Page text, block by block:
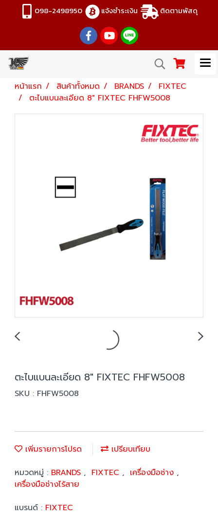
098-2498950 แจ้งชำระเงิน ติดตามพัสดุ
หน้าแรก สินค้าทั้งหมด BRANDS
FIXTEC
ตะไบแบนละเอียด 8" FIXTEC FHFW5008
ตะไบแบนละเอียด 8" FIXTEC FHFW5008
SKU : FHFW5008
เพิ่มรายการโปรด
เปรียบเทียบ
หมวดหมู่ : BRANDS , FIXTEC , เครื่องมือช่าง ,
เครื่องมือช่างไร้สาย
แบรนด์ : FIXTEC